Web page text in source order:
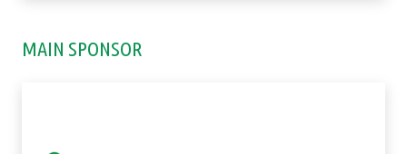
MAIN SPONSOR